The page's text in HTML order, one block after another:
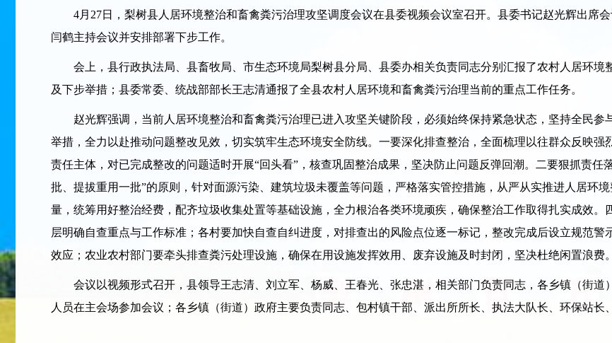
4月27日，梨树县人居环境整治和畜禽粪污治理攻坚调度会议在县委视频会议室召开。县委书记赵光辉出席
闫鹤主持会议并安排部署下步工作。
会上，县行政执法局、县畜牧局、市生态环境局梨树县分局、县委办相关负责同志分别汇报了农村人居环境
及下步举措；县委常委、统战部部长王志清通报了全县农村人居环境和畜禽粪污治理当前的重点工作任务。
赵光辉强调，当前人居环境整治和畜禽粪污治理已进入攻坚关键阶段，必须始终保持紧急状态，坚持全民参
举措，全力以赴推动问题整改见效，切实筑牢生态环境安全防线。一要深化排查整治，全面梳理以往群众反映
责任主体，对已完成整改的问题适时开展“回头看”，核查巩固整治成果，坚决防止问题反弹回潮。二要狠抓责任
批、提拔重用一批”的原则，针对面源污染、建筑垃圾未覆盖等问题，严格落实管控措施，从严从实推进人居环
量，统筹用好整治经费，配齐垃圾收集处置等基础设施，全力根治各类环境顽疾，确保整治工作取得扎实成效
层明确自查重点与工作标准；各村要加快自查自纠进度，对排查出的风险点位逐一标记，整改完成后设立规范
效应；农业农村部门要牵头排查粪污处理设施，确保在用设施发挥效用、废弃设施及时封闭，坚决杜绝闲置浪费。
会议以视频形式召开，县领导王志清、刘立军、杨威、王春光、张忠湛，相关部门负责同志，各乡镇（街道
人员在主会场参加会议；各乡镇（街道）政府主要负责同志、包村镇干部、派出所所长、执法大队长、环保站长